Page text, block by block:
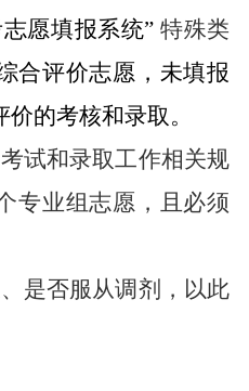
愿填报系统” 特殊类
合评价志愿，未填报
的考核和录取。
试和录取工作相关规
专业组志愿，且必须
是否服从调剂，以此